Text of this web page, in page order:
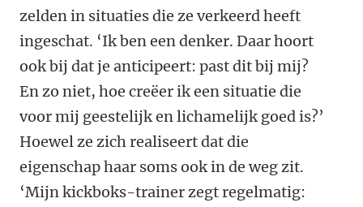
zelden in situaties die ze verkeerd heeft
ingeschat. ‘Ik ben een denker. Daar hoort
ook bij dat je anticipeert: past dit bij mij?
En zo niet, hoe creëer ik een situatie die
voor mij geestelijk en lichamelijk goed is?’
Hoewel ze zich realiseert dat die
eigenschap haar soms ook in de weg zit.
‘Mijn kickboks-trainer zegt regelmatig: